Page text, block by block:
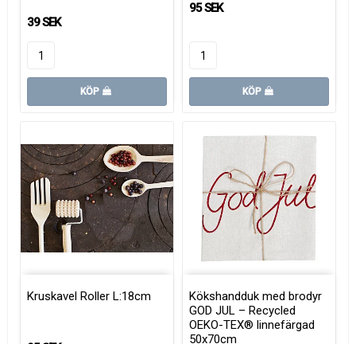
39 SEK
KÖP
95 SEK
KÖP
Kruskavel Roller L:18cm
Kökshandduk med brodyr
GOD JUL – Recycled
OEKO-TEX® linnefärgad
50x70cm